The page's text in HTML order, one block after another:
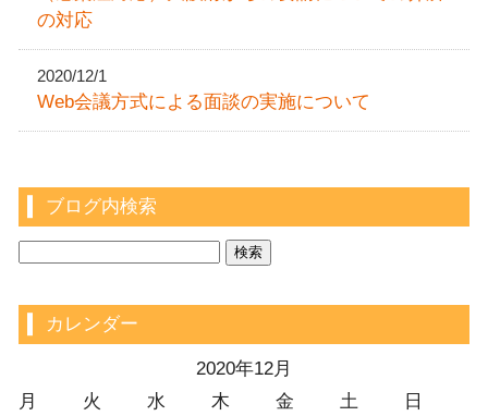
の対応
2020/12/1
Web会議方式による面談の実施について
ブログ内検索
カレンダー
2020年12月
月
火 水 木 金 土 日